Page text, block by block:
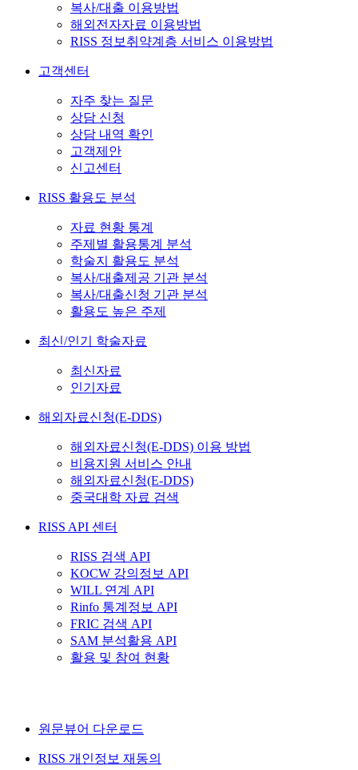
복사/대출 이용방법
해외전자자료 이용방법
RISS 정보취약계층 서비스 이용방법
고객센터
자주 찾는 질문
상담 신청
상담 내역 확인
고객제안
신고센터
RISS 활용도 분석
자료 현황 통계
주제별 활용통계 분석
학술지 활용도 분석
복사/대출제공 기관 분석
복사/대출신청 기관 분석
활용도 높은 주제
최신/인기 학술자료
최신자료
인기자료
해외자료신청(E-DDS)
해외자료신청(E-DDS) 이용 방법
비용지원 서비스 안내
해외자료신청(E-DDS)
중국대학 자료 검색
RISS API 센터
RISS 검색 API
KOCW 강의정보 API
WILL 연계 API
Rinfo 통계정보 API
FRIC 검색 API
SAM 분석활용 API
활용 및 참여 현황
원문뷰어 다운로드
RISS 개인정보 재동의